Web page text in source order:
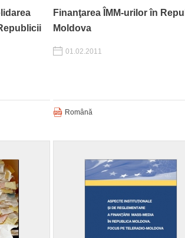
Finanţarea ÎMM-urilor în
Moldova
01.02.2011
Română